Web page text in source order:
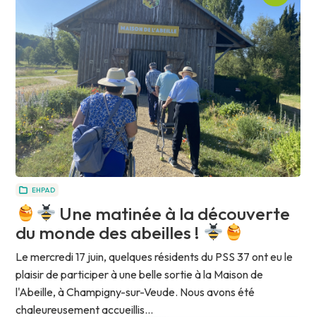
EHPAD
Une matinée à la découverte
du monde des abeilles !
Le mercredi 17 juin, quelques résidents du PSS 37 ont eu le
plaisir de participer à une belle sortie à la Maison de
l'Abeille, à Champigny-sur-Veude. Nous avons été
chaleureusement accueillis...